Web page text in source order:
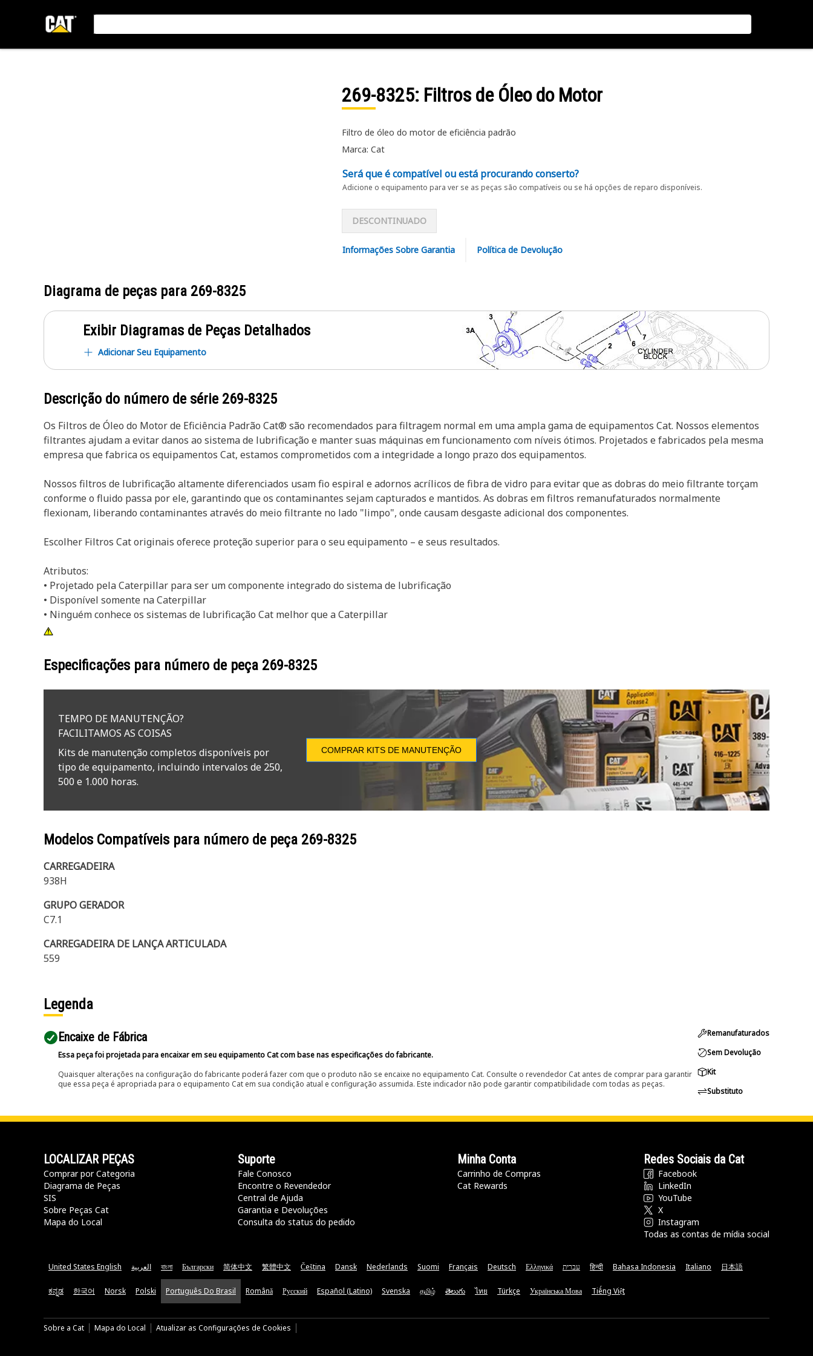
269-8325: Filtros de Óleo do Motor
Filtro de óleo do motor de eficiência padrão
Marca: Cat
Será que é compatível ou está procurando conserto?
Adicione o equipamento para ver se as peças são compatíveis ou se há opções de reparo disponíveis.
DESCONTINUADO
Informações Sobre Garantia Política de Devolução
Diagrama de peças para 269-8325
Exibir Diagramas de Peças Detalhados
Adicionar Seu Equipamento
Descrição do número de série 269-8325
Os Filtros de Óleo do Motor de Eficiência Padrão Cat® são recomendados para filtragem normal em uma ampla gama de equipamentos Cat. Nossos elementos
filtrantes ajudam a evitar danos ao sistema de lubrificação e manter suas máquinas em funcionamento com níveis ótimos. Projetados e fabricados pela mesma
empresa que fabrica os equipamentos Cat, estamos comprometidos com a integridade a longo prazo dos equipamentos.
Nossos filtros de lubrificação altamente diferenciados usam fio espiral e adornos acrílicos de fibra de vidro para evitar que as dobras do meio filtrante torçam
conforme o fluido passa por ele, garantindo que os contaminantes sejam capturados e mantidos. As dobras em filtros remanufaturados normalmente
flexionam, liberando contaminantes através do meio filtrante no lado "limpo", onde causam desgaste adicional dos componentes.
Escolher Filtros Cat originais oferece proteção superior para o seu equipamento – e seus resultados.
Atributos:
• Projetado pela Caterpillar para ser um componente integrado do sistema de lubrificação
• Disponível somente na Caterpillar
• Ninguém conhece os sistemas de lubrificação Cat melhor que a Caterpillar
Especificações para número de peça 269-8325
TEMPO DE MANUTENÇÃO?
FACILITAMOS AS COISAS
Kits de manutenção completos disponíveis por
tipo de equipamento, incluindo intervalos de 250,
500 e 1.000 horas.
COMPRAR KITS DE MANUTENÇÃO
Modelos Compatíveis para número de peça 269-8325
CARREGADEIRA
938H
GRUPO GERADOR
C7.1
CARREGADEIRA DE LANÇA ARTICULADA
559
Legenda
Encaixe de Fábrica
Essa peça foi projetada para encaixar em seu equipamento Cat com base nas especificações do fabricante.
Quaisquer alterações na configuração do fabricante poderá fazer com que o produto não se encaixe no equipamento Cat. Consulte o revendedor Cat antes de comprar para garantir
que essa peça é apropriada para o equipamento Cat em sua condição atual e configuração assumida. Este indicador não pode garantir compatibilidade com todas as peças.
Remanufaturados
Sem Devolução
Kit
Substituto
LOCALIZAR PEÇAS
Comprar por Categoria
Diagrama de Peças
SIS
Sobre Peças Cat
Mapa do Local
Suporte
Fale Conosco
Encontre o Revendedor
Central de Ajuda
Garantia e Devoluções
Consulta do status do pedido
Minha Conta
Carrinho de Compras
Cat Rewards
Redes Sociais da Cat
Facebook
LinkedIn
YouTube
X
Instagram
Todas as contas de mídia social
United States English العربية বাংলা Български 简体中文 繁體中文 Čeština Dansk Nederlands Suomi Français Deutsch Ελληνικά עברית हिन्दी Bahasa Indonesia Italiano 日本語
ಕನ್ನಡ 한국어 Norsk Polski Português Do Brasil Română Русский Español (Latino) Svenska தமிழ் తెలుగు ไทย Türkçe Українська Мова Tiếng Việt
Sobre a Cat Mapa do Local Atualizar as Configurações de Cookies